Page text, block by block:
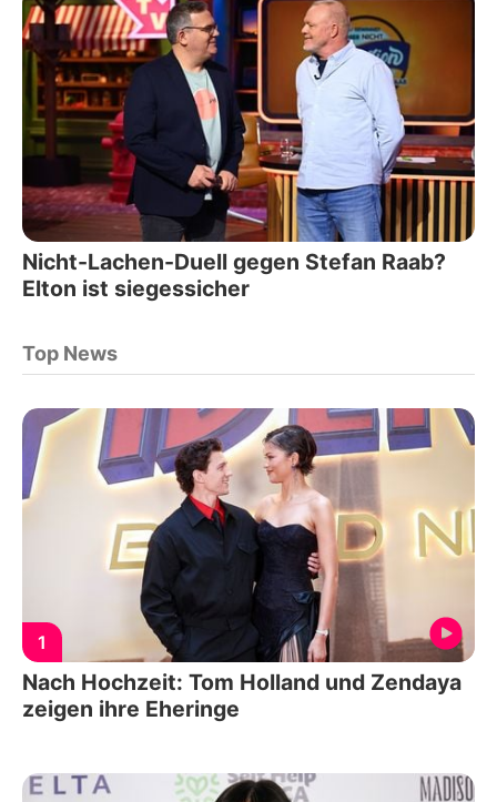
Nicht-Lachen-Duell gegen Stefan Raab?
Elton ist siegessicher
Top News
1
Nach Hochzeit: Tom Holland und Zendaya
zeigen ihre Eheringe